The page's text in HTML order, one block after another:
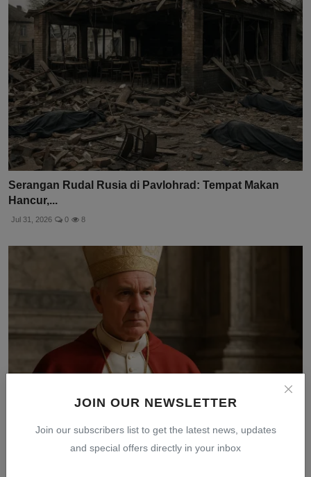
JOIN OUR NEWSLETTER
Join our subscribers list to get the latest news, updates
and special offers directly in your inbox
Serangan Rudal Rusia di Pavlohrad: Tempat Makan
Hancur,...
Jul 31, 2026 0 8
Paus Leo XIV Tegaskan Dirinya Bukan Orang Amerika,